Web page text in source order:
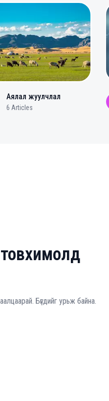
Аялал жуулчлал
6 Articles
Бүгдийг урьж байна.